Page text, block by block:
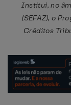
Institui, no
(SEFAZ), o
Créditos